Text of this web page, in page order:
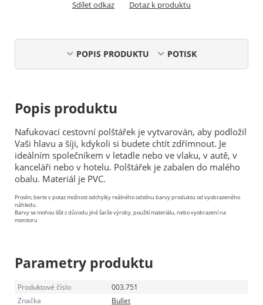
Sdílet odkaz Dotaz k produktu
POPIS PRODUKTU POTISK
Popis produktu
Nafukovací cestovní polštářek je vytvarován, aby podložil
Vaši hlavu a šíji, kdykoli si budete chtít zdřímnout. Je
ideálním společníkem v letadle nebo ve vlaku, v autě, v
kanceláři nebo v hotelu. Polštářek je zabalen do malého
obalu. Materiál je PVC.
Prosím, berte v potaz možnost odchylky reálného odstínu barvy produktu od vyobrazeného
náhledu.
Barvy se mohou lišit z důvodu jiné šarže výroby, použití materiálu, nebo vyobrazení na
monitoru
Parametry produktu
Produktové číslo
003.751
Značka
Bullet